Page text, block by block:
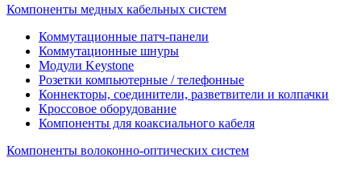
Компоненты медных кабельных систем
Коммутационные патч-панели
Коммутационные шнуры
Модули Keystone
Розетки компьютерные / телефонные
Коннекторы, соединители, разветвители и колпачки
Кроссовое оборудование
Компоненты для коаксиального кабеля
Компоненты волоконно-оптических систем